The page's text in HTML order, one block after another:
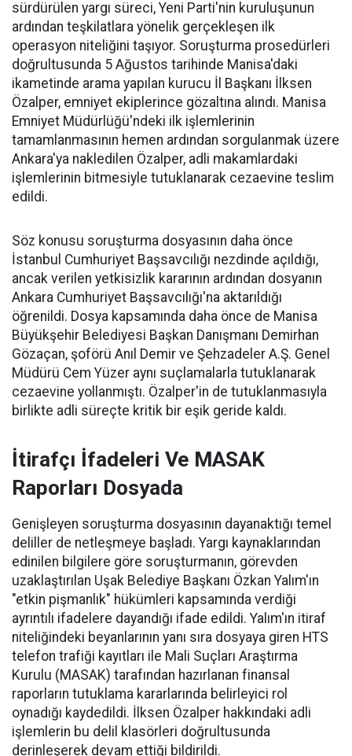
sürdürülen yargı süreci, Yeni Parti'nin kuruluşunun
ardından teşkilatlara yönelik gerçekleşen ilk
operasyon niteliğini taşıyor. Soruşturma prosedürleri
doğrultusunda 5 Ağustos tarihinde Manisa'daki
ikametinde arama yapılan kurucu İl Başkanı İlksen
Özalper, emniyet ekiplerince gözaltına alındı. Manisa
Emniyet Müdürlüğü'ndeki ilk işlemlerinin
tamamlanmasının hemen ardından sorgulanmak üzere
Ankara'ya nakledilen Özalper, adli makamlardaki
işlemlerinin bitmesiyle tutuklanarak cezaevine teslim
edildi.
Söz konusu soruşturma dosyasının daha önce
İstanbul Cumhuriyet Başsavcılığı nezdinde açıldığı,
ancak verilen yetkisizlik kararının ardından dosyanın
Ankara Cumhuriyet Başsavcılığı'na aktarıldığı
öğrenildi. Dosya kapsamında daha önce de Manisa
Büyükşehir Belediyesi Başkan Danışmanı Demirhan
Gözaçan, şoförü Anıl Demir ve Şehzadeler A.Ş. Genel
Müdürü Cem Yüzer aynı suçlamalarla tutuklanarak
cezaevine yollanmıştı. Özalper'in de tutuklanmasıyla
birlikte adli süreçte kritik bir eşik geride kaldı.
İtirafçı İfadeleri Ve MASAK
Raporları Dosyada
Genişleyen soruşturma dosyasının dayanaktığı temel
deliller de netleşmeye başladı. Yargı kaynaklarından
edinilen bilgilere göre soruşturmanın, görevden
uzaklaştırılan Uşak Belediye Başkanı Özkan Yalım'ın
"etkin pişmanlık" hükümleri kapsamında verdiği
ayrıntılı ifadelere dayandığı ifade edildi. Yalım'ın itiraf
niteliğindeki beyanlarının yanı sıra dosyaya giren HTS
telefon trafiği kayıtları ile Mali Suçları Araştırma
Kurulu (MASAK) tarafından hazırlanan finansal
raporların tutuklama kararlarında belirleyici rol
oynadığı kaydedildi. İlksen Özalper hakkındaki adli
işlemlerin bu delil klasörleri doğrultusunda
derinleşerek devam ettiği bildirildi.